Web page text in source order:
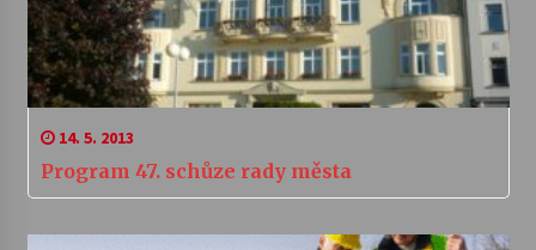
14. 5. 2013
Program 47. schůze rady města